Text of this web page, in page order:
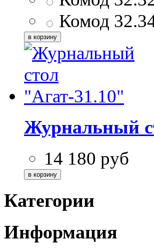
Комод
Журнальный
14 180 руб
Категории
Информация